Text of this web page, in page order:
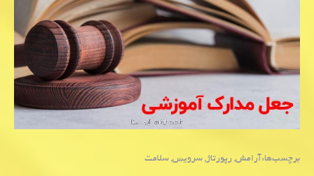
برچسب‌ها:آرامش,رپورتاژ,سرویس,سلامت